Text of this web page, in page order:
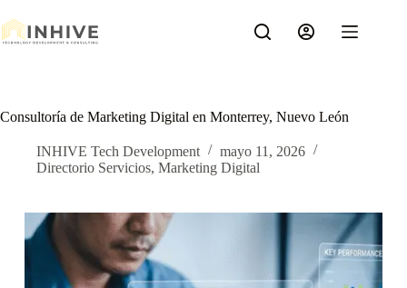
al
contenido
Consultoría de Marketing Digital en Monterrey, Nuevo León
INHIVE Tech Development
mayo 11, 2026
Directorio Servicios, Marketing Digital